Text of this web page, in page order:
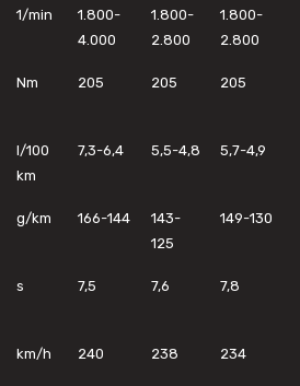
1/min
1.800-
4.000
1.800-
2.800
1.800-
2.800
Nm 205 205 205
l/100
km
7,3-6,4 5,5-4,8 5,7-4,9
g/km 166-144
143-
125
149-130
s 7,5 7,6 7,8
km/h 240 238 234